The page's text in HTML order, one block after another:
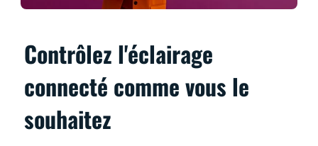
Contrôlez l'éclairage
connecté comme vous le
souhaitez